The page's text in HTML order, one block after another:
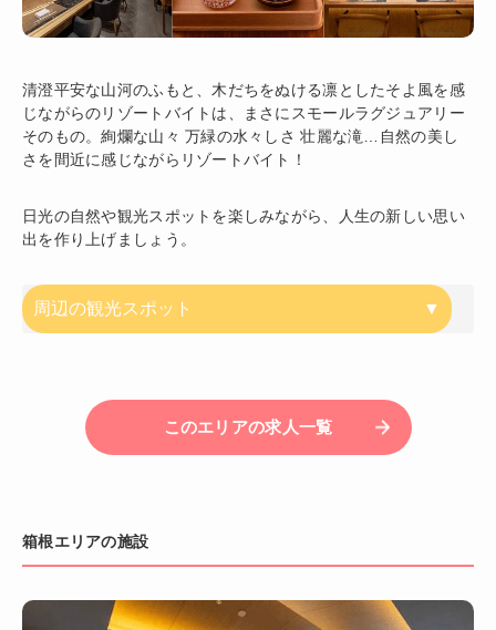
清澄平安な山河のふもと、木だちをぬける凛としたそよ風を感
じながらのリゾートバイトは、まさにスモールラグジュアリー
そのもの。絢爛な山々 万緑の水々しさ 壮麗な滝…自然の美し
さを間近に感じながらリゾートバイト！
日光の自然や観光スポットを楽しみながら、人生の新しい思い
出を作り上げましょう。
周辺の観光スポット
このエリアの求人一覧
箱根エリアの施設